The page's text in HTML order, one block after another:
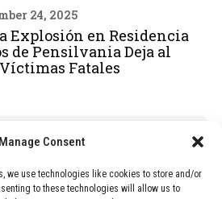
Manage Consent
we use technologies like cookies to store and/or
to these technologies will allow us to
24, 2025
Explosión en Residencia
de Pensilvania Deja al
Fatales